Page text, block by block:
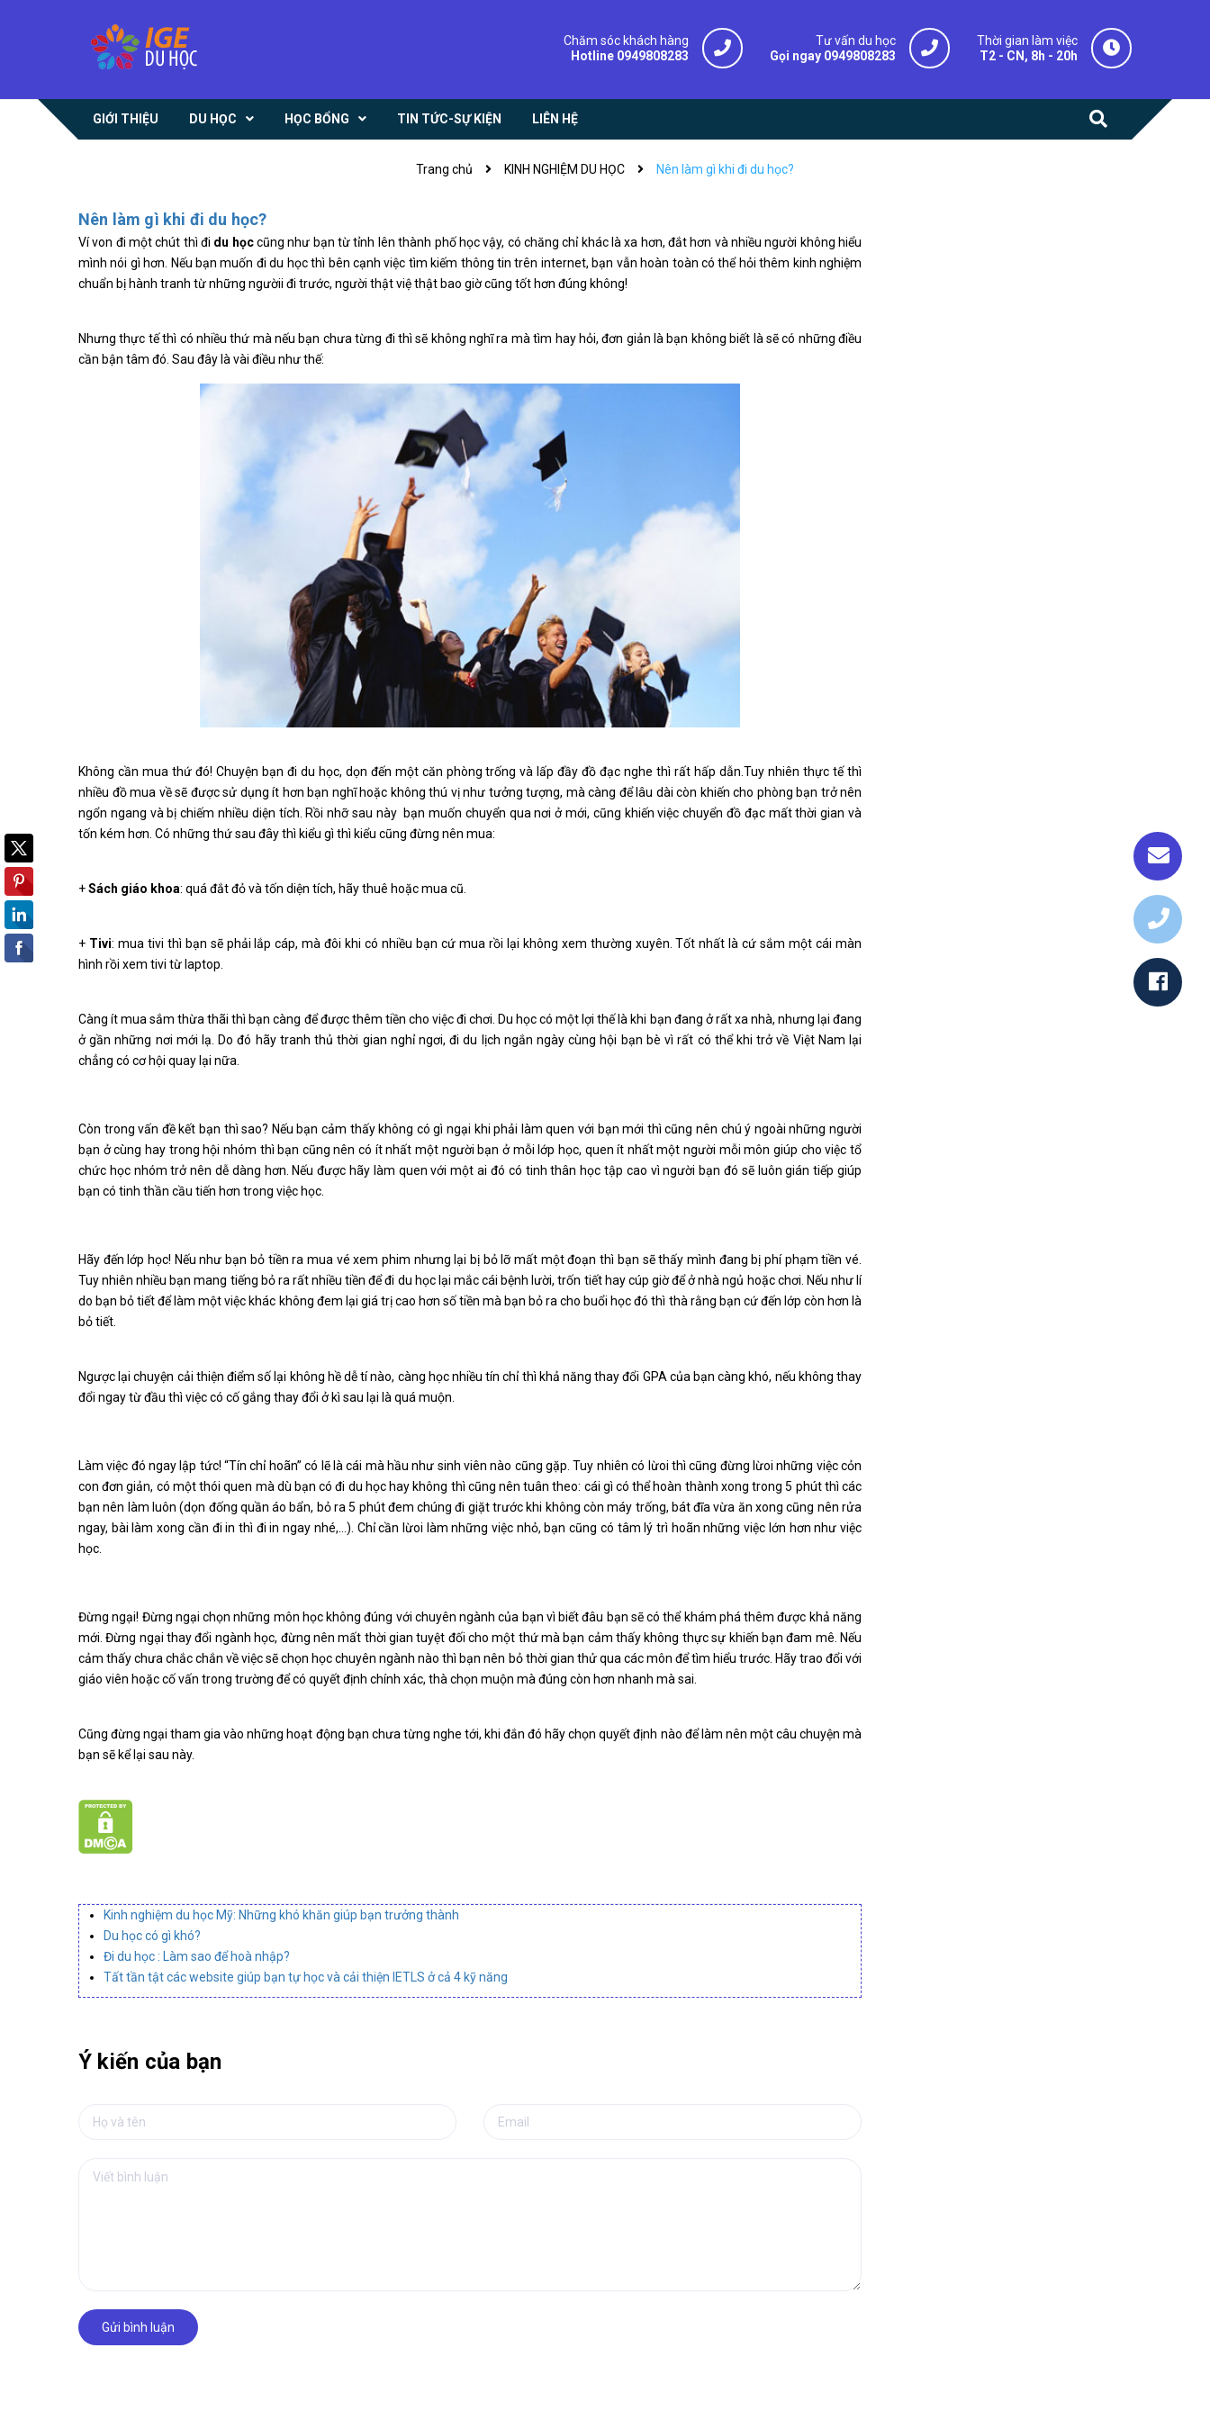
Thời gian làm việc
T2 - CN, 8h - 20h
Tư vấn du học
Gọi ngay 0949808283
Chăm sóc khách hàng
Hotline 0949808283
GIỚI THIỆU DU HỌC HỌC BỔNG TIN TỨC-SỰ KIỆN LIÊN HỆ
Trang chủ KINH NGHIỆM DU HỌC Nên làm gì khi đi du học?
Nên làm gì khi đi du học?
Ví von đi một chút thì đi du họccũng như bạn từ tỉnh lên thành phố học vậy, có chăng chỉ khác là xa hơn, đắt hơn và nhiều người không hiểu
mình nói gì hơn. Nếu bạn muốn đi du học thì bên cạnh việc tìm kiếm thông tin trên internet, bạn vẫn hoàn toàn có thể hỏi thêm kinh nghiệm
chuẩn bị hành tranh từ những ngườii đi trước, người thật việ thật bao giờ cũng tốt hơn đúng không!
Nhưng thực tế thì có nhiều thứ mà nếu bạn chưa từng đi thì sẽ không nghĩ ra mà tìm hay hỏi, đơn giản là bạn không biết là sẽ có những điều
cần bận tâm đó. Sau đây là vài điều như thế:
Không cần mua thứ đó! Chuyện bạn đi du học, dọn đến một căn phòng trống và lấp đầy đồ đạc nghe thì rất hấp dẫn.Tuy nhiên thực tế thì
nhiều đồ mua về sẽ được sử dụng ít hơn bạn nghĩ hoặc không thú vị như tưởng tượng, mà càng để lâu dài còn khiến cho phòng bạn trở nên
ngổn ngang và bị chiếm nhiều diện tích. Rồi nhỡ sau này bạn muốn chuyển qua nơi ở mới, cũng khiến việc chuyển đồ đạc mất thời gian và
tốn kém hơn. Có những thứ sau đây thì kiểu gì thì kiểu cũng đừng nên mua:
+Sách giáo khoa: quá đắt đỏ và tốn diện tích, hãy thuê hoặc mua cũ.
+ Tivi: mua tivi thì bạn sẽ phải lắp cáp, mà đôi khi có nhiều bạn cứ mua rồi lại không xem thường xuyên. Tốt nhất là cứ sắm một cái màn
hình rồi xem tivi từ laptop.
Càng ít mua sắm thừa thãi thì bạn càng để được thêm tiền cho việc đi chơi. Du học có một lợi thế là khi bạn đang ở rất xa nhà, nhưng lại đang
ở gần những nơi mới lạ. Do đó hãy tranh thủ thời gian nghỉ ngơi, đi du lịch ngắn ngày cùng hội bạn bè vì rất có thể khi trở về Việt Nam lại
chẳng có cơ hội quay lại nữa.
Còn trong vấn đề kết bạn thì sao? Nếu bạn cảm thấy không có gì ngại khi phải làm quen với bạn mới thì cũng nên chú ý ngoài những người
bạn ở cùng hay trong hội nhóm thì bạn cũng nên có ít nhất một người bạn ở mỗi lớp học, quen ít nhất một người mỗi môn giúp cho việc tổ
chức học nhóm trở nên dễ dàng hơn. Nếu được hãy làm quen với một ai đó có tinh thân học tập cao vì người bạn đó sẽ luôn gián tiếp giúp
bạn có tinh thần cầu tiến hơn trong việc học.
Hãy đến lớp học! Nếu như bạn bỏ tiền ra mua vé xem phim nhưng lại bị bỏ lỡ mất một đoạn thì bạn sẽ thấy mình đang bị phí phạm tiền vé.
Tuy nhiên nhiều bạn mang tiếng bỏ ra rất nhiều tiền để đi du học lại mắc cái bệnh lười, trốn tiết hay cúp giờ để ở nhà ngủ hoặc chơi. Nếu như lí
do bạn bỏ tiết để làm một việc khác không đem lại giá trị cao hơn số tiền mà bạn bỏ ra cho buổi học đó thì thà rằng bạn cứ đến lớp còn hơn là
bỏ tiết.
Ngược lại chuyện cải thiện điểm số lại không hề dễ tí nào, càng học nhiều tín chỉ thì khả năng thay đổi GPA của bạn càng khó, nếu không thay
đổi ngay từ đầu thì việc có cố gắng thay đổi ở kì sau lại là quá muộn.
Làm việc đó ngay lập tức! “Tín chỉ hoãn” có lẽ là cái mà hầu như sinh viên nào cũng gặp. Tuy nhiên có lừoi thì cũng đừng lừoi những việc cỏn
con đơn giản, có một thói quen mà dù bạn có đi du học hay không thì cũng nên tuân theo: cái gì có thể hoàn thành xong trong 5 phút thì các
bạn nên làm luôn (dọn đống quần áo bẩn, bỏ ra 5 phút đem chúng đi giặt trước khi không còn máy trống, bát đĩa vừa ăn xong cũng nên rửa
ngay, bài làm xong cần đi in thì đi in ngay nhé,…). Chỉ cần lừoi làm những việc nhỏ, bạn cũng có tâm lý trì hoãn những việc lớn hơn như việc
học.
Đừng ngại! Đừng ngại chọn những môn học không đúng với chuyên ngành của bạn vì biết đâu bạn sẽ có thể khám phá thêm được khả năng
mới. Đừng ngại thay đổi ngành học, đừng nên mất thời gian tuyệt đối cho một thứ mà bạn cảm thấy không thực sự khiến bạn đam mê. Nếu
cảm thấy chưa chắc chắn về việc sẽ chọn học chuyên ngành nào thì bạn nên bỏ thời gian thử qua các môn để tìm hiểu trước. Hãy trao đổi với
giáo viên hoặc cố vấn trong trường để có quyết định chính xác, thà chọn muộn mà đúng còn hơn nhanh mà sai.
Cũng đừng ngại tham gia vào những hoạt động bạn chưa từng nghe tới, khi đắn đó hãy chọn quyết định nào để làm nên một câu chuyện mà
bạn sẽ kể lại sau này.
Kinh nghiệm du học Mỹ: Những khó khăn giúp bạn trưởng thành
Du học có gì khó?
Đi du học : Làm sao để hoà nhập?
Tất tần tật các website giúp bạn tự học và cải thiện IETLS ở cả 4 kỹ năng
Ý kiến của bạn
Gửi bình luận